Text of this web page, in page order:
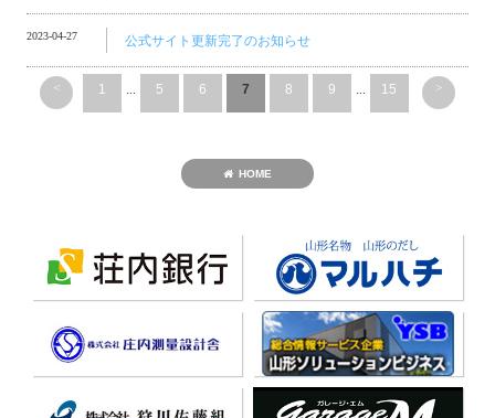
2023-04-27 公式サイト更新完了のお知らせ
< 1 ... 5 6 7 8 9 ... 15 >
HOME